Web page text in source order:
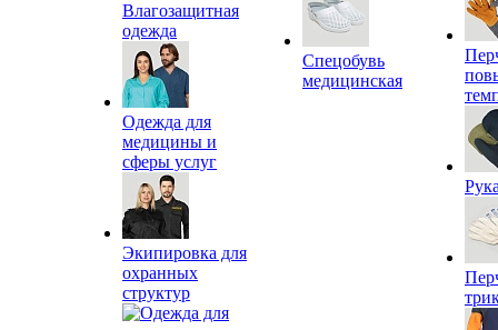
Влагозащитная
одежда
Одежда для
медицины и
сферы услуг
Экипировка для
охранных
структур
Спецобувь
медицинская